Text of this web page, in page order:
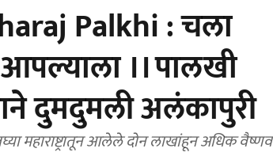
Palkhi : चला
।। पालखी
दुमदुमली अलंकापुरी
महाराष्ट्रातून आलेले दोन लाखांहून अधिक वैष्णव